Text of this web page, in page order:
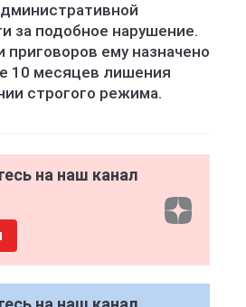
за подобное нарушение.
приговоров ему назначено
10 месяцев лишения
строгого режима.
на наш канал